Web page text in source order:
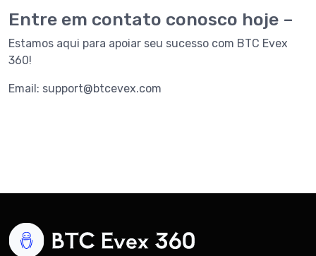
Entre em contato conosco hoje –
Estamos aqui para apoiar seu sucesso com BTC Evex
360!
Email: support@btcevex.com